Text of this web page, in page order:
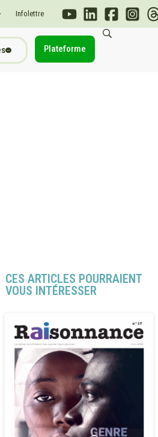
Infolettre
Plateforme
CES ARTICLES POURRAIENT
VOUS INTÉRESSER